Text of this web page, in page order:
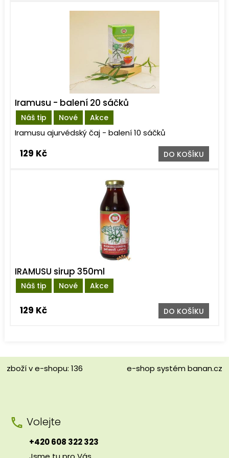
Náš tip Nové Akce
Iramusu - balení 20 sáčků
Iramusu ajurvédský čaj - balení 10 sáčků
129 Kč DO KOŠÍKU
Náš tip Nové Akce
IRAMUSU sirup 350ml
129 Kč DO KOŠÍKU
zboží v e-shopu: 136 e-shop systém banan.cz
Volejte
+420 608 322 323